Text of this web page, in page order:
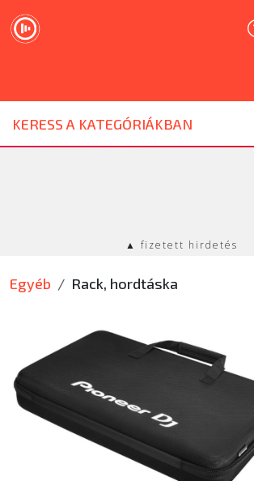
KERESS A KATEGÓRIÁKBAN
DJ ESZKÖZ
HANGTECHNIKA
EGYÉB
SZOLGÁLTATÁSOK
ÚJ TERMÉKEK
▲ fizetett hirdetés
Egyéb Rack, hordtáska